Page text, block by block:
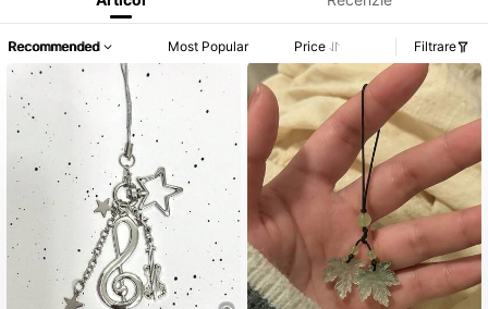
Recommended Most Popular Price Filtrare